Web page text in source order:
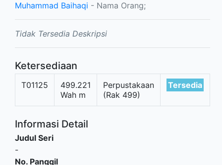
Muhammad Baihaqi - Nama Orang;
Tidak Tersedia Deskripsi
Ketersediaan
T01125
499.221
Wah m
Perpustakaan
(Rak 499)
Tersedia
Informasi Detail
Judul Seri
-
No. Panggil